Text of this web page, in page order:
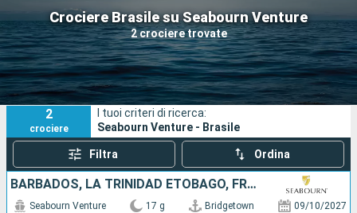
Crociere Brasile su Seabourn Venture
2 crociere trovate
Le nostre destinazioni
Mesi di partenza
Porti Compagnie
Ricerca
2
crociere
I tuoi criteri di ricerca:
Seabourn Venture - Brasile
Filtra Ordina
BARBADOS, LA TRINIDAD ETOBAGO, FRANCIA, BRASILE
Seabourn Venture 17 g Bridgetown 09/10/2027